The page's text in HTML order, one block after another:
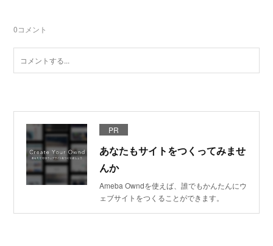
0コメント
PR
あなたもサイトをつくってみませ
んか
Ameba Owndを使えば、誰でもかんたんにウ
ェブサイトをつくることができます。